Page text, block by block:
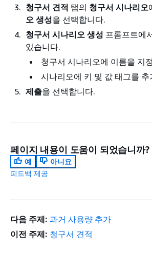
청구서 견적 탭의 청구서 시나리오
오 생성을 선택합니다.
청구서 시나리오 생성 프롬프트에
있습니다.
청구서 시나리오에 이름을 지
시나리오에 키 및 값 태그를 추
제출을 선택합니다.
페이지 내용이 도움이 되었습니까?
예
아니요
피드백 제공
다음 주제: 과거 사용량 추가
이전 주제: 청구서 견적